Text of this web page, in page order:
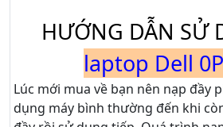
HƯỚNG DẪN SỬ
laptop Dell
Lúc mới mua về bạn nên nạp đầy
dụng máy bình thường đến khi